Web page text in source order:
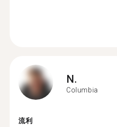
N.
Columbia
流利